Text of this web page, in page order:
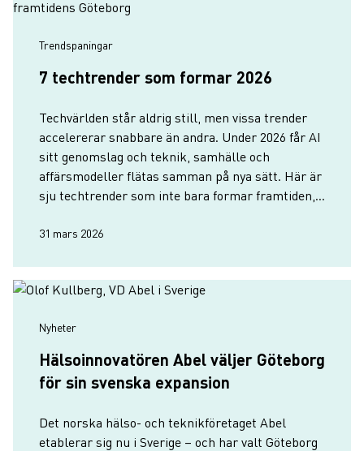
Trendspaningar
7 techtrender som formar 2026
Techvärlden står aldrig still, men vissa trender
accelererar snabbare än andra. Under 2026 får AI
sitt genomslag och teknik, samhälle och
affärsmodeller flätas samman på nya sätt. Här är
sju techtrender som inte bara formar framtiden,
framåt.
31 mars 2026
Nyheter
Hälsoinnovatören Abel väljer Göteborg
för sin svenska expansion
Det norska hälso- och teknikföretaget Abel
etablerar sig nu i Sverige – och har valt Göteborg